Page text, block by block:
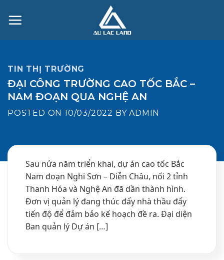
TIN THỊ TRƯỜNG
ĐẠI CÔNG TRƯỜNG CAO TỐC BẮC –
NAM ĐOẠN QUA NGHỆ AN
POSTED ON10/03/2022 BYADMIN
Sau nửa năm triển khai, dự án cao tốc Bắc
Nam đoạn Nghi Sơn – Diễn Châu, nối 2 tỉnh
Thanh Hóa và Nghệ An đã dần thành hình.
Đơn vị quản lý đang thúc đẩy nhà thầu đẩy
tiến độ để đảm bảo kế hoạch đề ra. Đại diện
Ban quản lý Dự án […]